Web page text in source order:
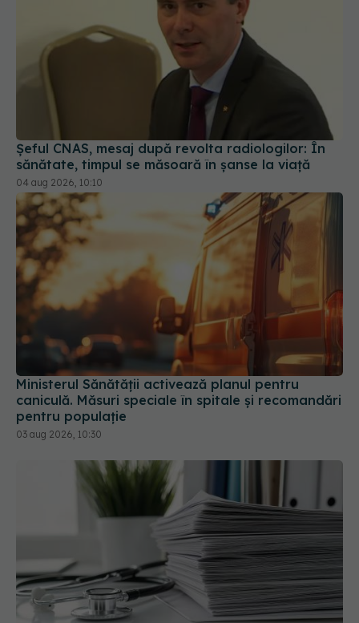
Șeful CNAS, mesaj după revolta radiologilor: În
sănătate, timpul se măsoară în șanse la viață
04 aug 2026, 10:10
Ministerul Sănătății activează planul pentru
caniculă. Măsuri speciale în spitale și recomandări
pentru populație
03 aug 2026, 10:30